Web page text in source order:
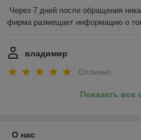
Через 7 дней после обращения
фирма размещает информацию о
владимир
Отлично
Показать все
О нас